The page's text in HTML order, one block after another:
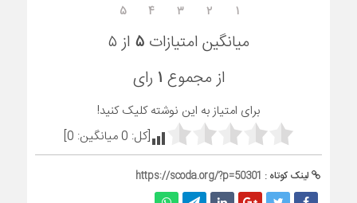
۱ ۲ ۳ ۴ ۵
میانگین امتیازات ۵ از ۵
از مجموع ۱ رای
برای امتیاز به این نوشته کلیک کنید!
[کل: 0میانگین: 0
]
لینک کوتاه : https://scoda.org/?p=50301